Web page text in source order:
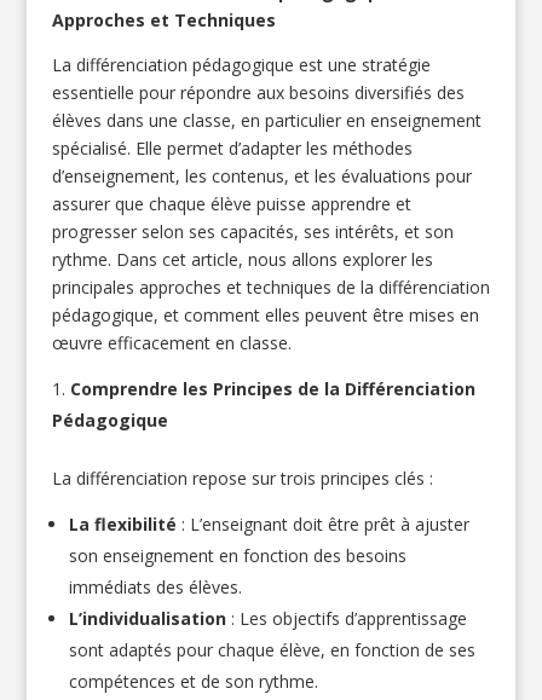
Approches et Techniques
La différenciation pédagogique est une stratégie
essentielle pour répondre aux besoins diversifiés des
élèves dans une classe, en particulier en enseignement
spécialisé. Elle permet d’adapter les méthodes
d’enseignement, les contenus, et les évaluations pour
assurer que chaque élève puisse apprendre et
progresser selon ses capacités, ses intérêts, et son
rythme. Dans cet article, nous allons explorer les
principales approches et techniques de la différenciation
pédagogique, et comment elles peuvent être mises en
œuvre efficacement en classe.
Comprendre les Principes de la Différenciation
Pédagogique
La différenciation repose sur trois principes clés :
La flexibilité : L’enseignant doit être prêt à ajuster
son enseignement en fonction des besoins
immédiats des élèves.
L’individualisation: Les objectifs d’apprentissage
sont adaptés pour chaque élève, en fonction de ses
compétences et de son rythme.